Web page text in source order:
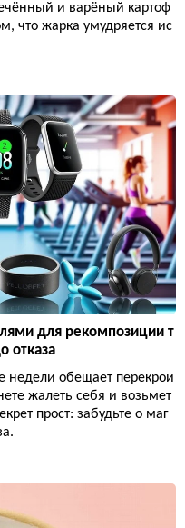
и варёный картоф
что жарка умудряется ис
для рекомпозиции т
отказа
недели обещает перекрои
жалеть себя и возьмет
прост: забудьте о маг